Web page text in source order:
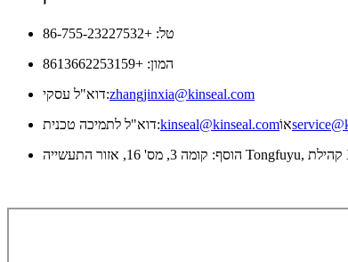
טל: +86-755-23227532
המון: +8613662253159
דוא"ל עסקי:zhangjinxia@kinseal.com
דוא"ל לתמיכה טכנית:kinseal@kinseal.comאוֹ